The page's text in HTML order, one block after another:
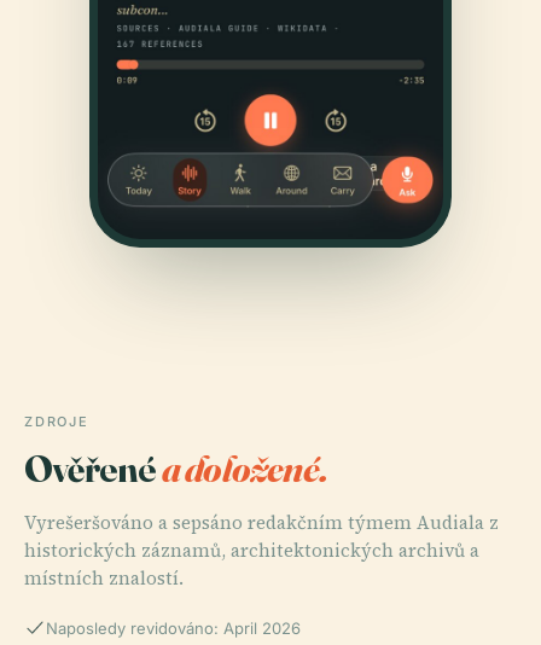
ZDROJE
Ověřenéa doložené.
Vyrešeršováno a sepsáno redakčním týmem Audiala z
historických záznamů, architektonických archivů a
místních znalostí.
Naposledy revidováno: April 2026